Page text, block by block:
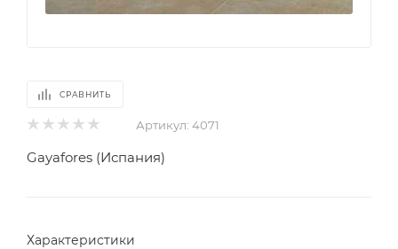
СРАВНИТЬ
Артикул: 4071
Gayafores (Испания)
Характеристики